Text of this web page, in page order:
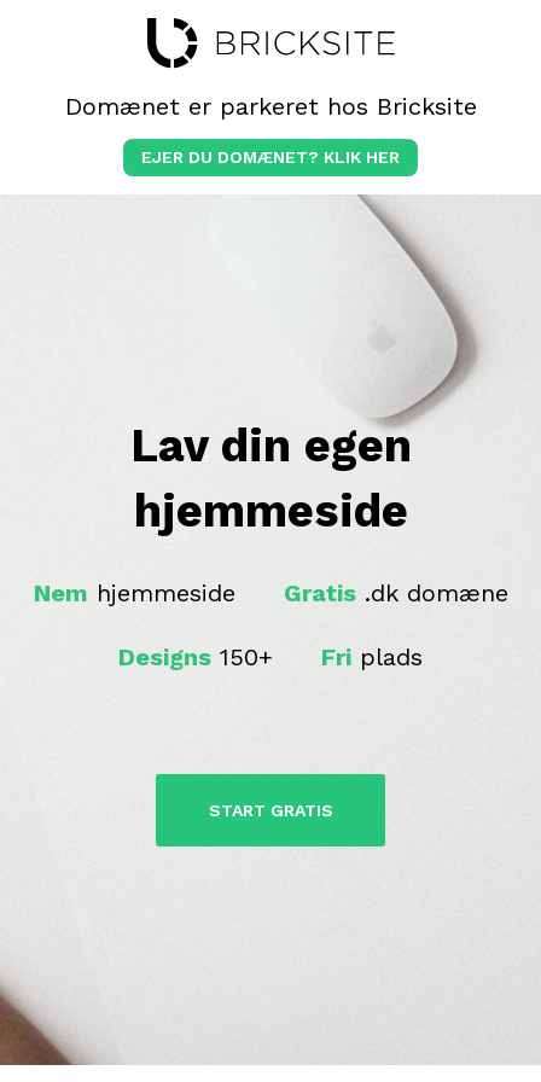
Domænet er parkeret hos Bricksite
EJER DU DOMÆNET? KLIK HER
Lav din egen
hjemmeside
Nem hjemmeside Gratis.dk domæne
Designs 150+ Fri plads
START GRATIS